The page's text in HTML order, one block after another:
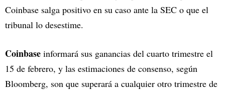
Coinbase salga positivo en su caso ante la SEC o que el
tribunal lo desestime.
Coinbase informará sus ganancias del cuarto trimestre el
15 de febrero, y las estimaciones de consenso, según
Bloomberg, son que superará a cualquier otro trimestre de